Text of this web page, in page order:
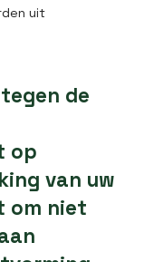
uit
de
op
van uw
om niet